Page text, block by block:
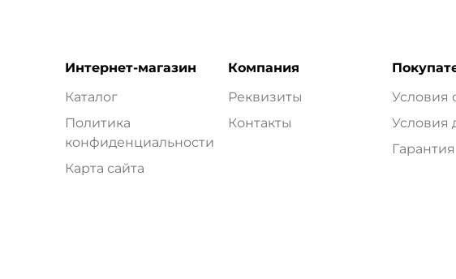
Интернет-магазин
Каталог
Политика
конфиденциальности
Карта сайта
Компания
Реквизиты
Контакты
Условия
Условия